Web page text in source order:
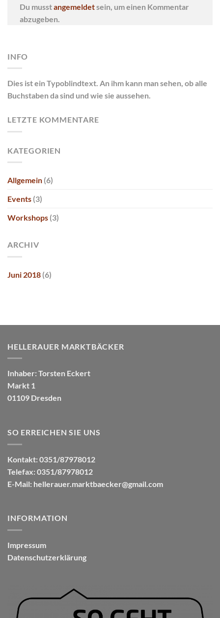
Du musstangemeldetsein, um einen Kommentar
abzugeben.
INFO
Dies ist ein Typoblindtext. An ihm kann man sehen, ob alle
Buchstaben da sind und wie sie aussehen.
LETZTE KOMMENTARE
KATEGORIEN
Allgemein (6)
Events (3)
Workshops (3)
ARCHIV
Juni 2018 (6)
HELLERAUER MARKTBÄCKER
Inhaber: Torsten Eckert
Markt 1
01109 Dresden
SO ERREICHEN SIE UNS
Kontakt: 0351/87978012
Telefax: 0351/87978012
E-Mail: hellerauer.marktbaecker@gmail.com
INFORMATION
Impressum
Datenschutzerklärung